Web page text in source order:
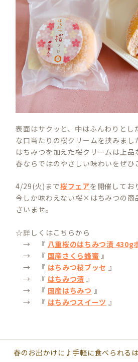
表面はサクッと、中はふんわりとし
な口当たりの桜クリームを挟みまし
はちみつを加えた桜クリームは上品
春ならではのやさしい味わいをぜひ
4/29(火)まで桜フェアを開催してお
今しか味わえない桜×はちみつの商
さいませ。
☆詳しくはこちらから
→ 『 八重桜のはちみつ漬 430g
→ 『 国産さくら蜂蜜 』
→ 『 はちみつ桜ブッセ 』
→ 『 はちみつ漬 』
→ 『 国産はちみつ 』
→ 『 はちみつスイーツ 』
春のお出かけに♪手軽に食べられる